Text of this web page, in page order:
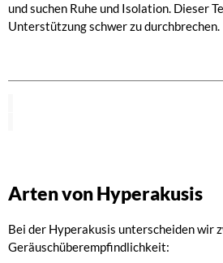
und suchen Ruhe und Isolation. Dieser
Unterstützung schwer zu durchbrechen.
Arten von Hyperakusis
Bei der Hyperakusis unterscheiden wir
Geräuschüberempfindlichkeit: